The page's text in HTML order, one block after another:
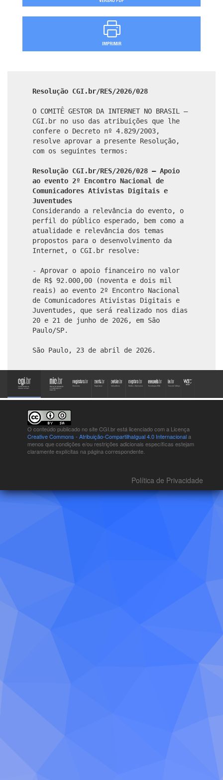
Resolução CGI.br/RES/2026/028
O COMITÊ GESTOR DA INTERNET NO BRASIL –
CGI.br no uso das atribuições que lhe
confere o Decreto nº 4.829/2003,
resolve aprovar a presente Resolução,
com os seguintes termos:
Resolução CGI.br/RES/2026/028 – Apoio
ao evento 2º Encontro Nacional de
Comunicadores Ativistas Digitais e
Juventudes
Considerando a relevância do evento, o
perfil do público esperado, bem como a
atualidade e relevância dos temas
propostos para o desenvolvimento da
Internet, o CGI.br resolve:
- Aprovar o apoio financeiro no valor
de R$ 92.000,00 (noventa e dois mil
reais) ao evento 2º Encontro Nacional
de Comunicadores Ativistas Digitais e
Juventudes, que será realizado nos dias
20 e 21 de junho de 2026, em São
Paulo/SP.
São Paulo, 23 de abril de 2026.
O conteúdo publicado no site CGI.br está licenciado com a Licença
Creative Commons - Atribuição-CompartilhaIgual 4.0 Internacionala
menos que condições e/ou restrições adicionais específicas estejam
claramente explícitas na página correspondente.
Política de Privacidade